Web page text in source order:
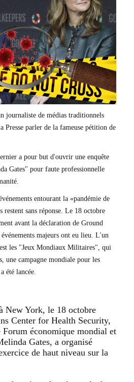
journaliste de médias traditionnels
Presse parler de la fameuse pétition de
a pour but d'ouvrir une enquête
Gates" pour faute professionnelle
entourant la «pandémie de
sans réponse. Le 18 octobre
avant la déclaration de Ground
majeurs ont eu lieu. L'un
les "Jeux Mondiaux Militaires", qui
une campagne mondiale pour les
été lancée.
New York, le 18 octobre
Center for Health Security,
Forum économique mondial et
Gates, a organisé
de haut niveau sur la